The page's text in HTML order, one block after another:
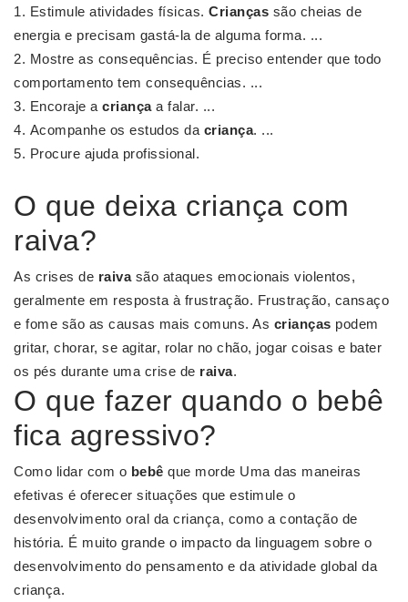
Estimule atividades físicas. Crianças são cheias de
energia e precisam gastá-la de alguma forma. ...
Mostre as consequências. É preciso entender que todo
comportamento tem consequências. ...
Encoraje a criançaa falar. ...
Acompanhe os estudos da criança. ...
Procure ajuda profissional.
O que deixa criança com
raiva?
As crises de raivasão ataques emocionais violentos,
geralmente em resposta à frustração. Frustração, cansaço
e fome são as causas mais comuns. As crianças podem
gritar, chorar, se agitar, rolar no chão, jogar coisas e bater
os pés durante uma crise de raiva.
O que fazer quando o bebê
fica agressivo?
Como lidar com o bebê que morde Uma das maneiras
efetivas é oferecer situações que estimule o
desenvolvimento oral da criança, como a contação de
história. É muito grande o impacto da linguagem sobre o
desenvolvimento do pensamento e da atividade global da
criança.